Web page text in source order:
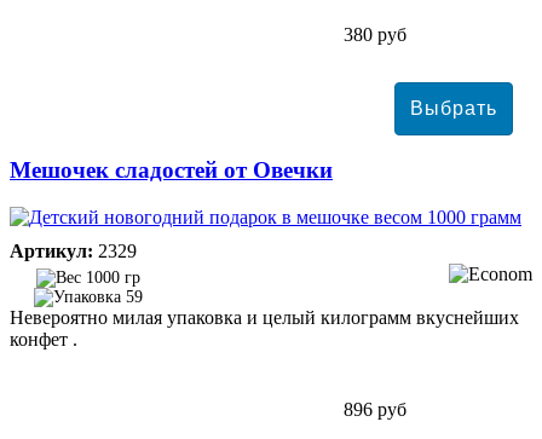
380 руб
Мешочек сладостей от Овечки
Артикул: 2329
1000 гр
59
Невероятно милая упаковка и целый килограмм вкуснейших
конфет .
896 руб